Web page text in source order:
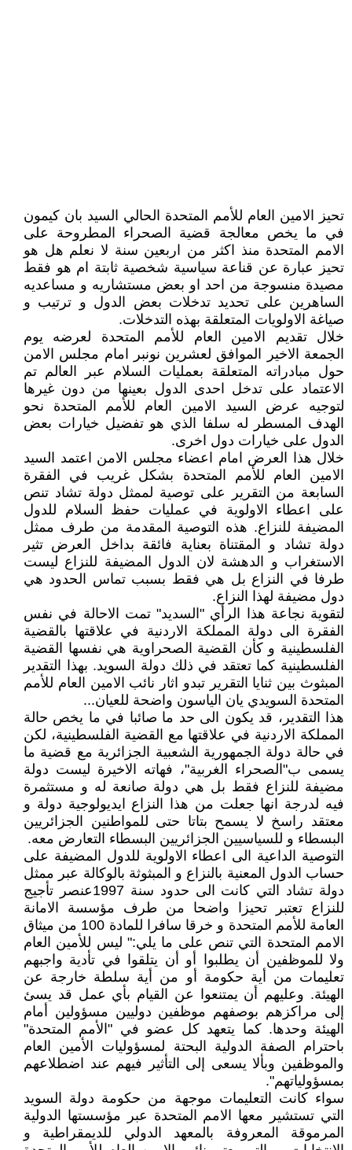
تحيز الامين العام للأمم المتحدة الحالي السيد بان كيمون
في ما يخص معالجة قضية الصحراء المطروحة على
الامم المتحدة منذ اكثر من اربعين سنة لا نعلم هل هو
تحيز عبارة عن قناعة سياسية شخصية ثابتة ام هو فقط
مصيدة منسوجة من احد او بعض مستشاريه و مساعديه
الساهرين على تحديد تدخلات بعض الدول و ترتيب و
صياغة الاولويات المتعلقة بهذه التدخلات.
خلال تقديم الامين العام للأمم المتحدة لعرضه يوم
الجمعة الاخير الموافق لعشرين نونبر امام مجلس الامن
حول مبادراته المتعلقة بعمليات السلام عبر العالم تم
الاعتماد على تدخل احدى الدول بعينها من دون غيرها
لتوجيه عرض السيد الامين العام للأمم المتحدة نحو
الهدف المسطر له سلفا الذي هو تفضيل خيارات بعض
الدول على خيارات دول اخرى.
خلال هذا العرض امام اعضاء مجلس الامن اعتمد السيد
الامين العام للأمم المتحدة بشكل غريب في الفقرة
السابعة من التقرير على توصية لممثل دولة تشاد تنص
على اعطاء الاولوية في عمليات حفظ السلام للدول
المضيفة للنزاع. هذه التوصية المقدمة من طرف ممثل
دولة تشاد و المقتناة بعناية فائقة بداخل العرض تثير
الاستغراب و الدهشة لان الدول المضيفة للنزاع ليست
طرفا في النزاع بل هي فقط بسبب تماس الحدود هي
دول مضيفة لهذا النزاع.
لتقوية نجاعة هذا الرأي "السديد" تمت الاحالة في نفس
الفقرة الى دولة المملكة الاردنية في علاقتها بالقضية
الفلسطينية و كأن القضية الصحراوية هي نفسها القضية
الفلسطينية كما تعتقد في ذلك دولة السويد. بهذا التقدير
المبثوث بين ثنايا التقرير تبدو اثار نائب الامين العام للأمم
المتحدة السويدي يان الياسون واضحة للعيان...
هذا التقدير، قد يكون الى حد ما صائبا في ما يخص حالة
المملكة الاردنية في علاقتها مع القضية الفلسطينية، لكن
في حالة دولة الجمهورية الشعبية الجزائرية مع قضية ما
يسمى ب"الصحراء الغربية"، فهاته الاخيرة ليست دولة
مضيفة للنزاع فقط بل هي دولة صانعة له و مستثمرة
فيه لدرجة انها جعلت من هذا النزاع ايديولوجية دولة و
معتقد راسخ لا يسمح بتاتا حتى للمواطنين الجزائريين
البسطاء و للسياسيين الجزائريين البسطاء التعارض معه.
التوصية الداعية الى اعطاء الاولوية للدول المضيفة على
حساب الدول المعنية بالنزاع و المبثوثة بالوكالة عبر ممثل
دولة تشاد التي كانت الى حدود سنة 1997عنصر تأجيج
للنزاع تعتبر تحيزا واضحا من طرف مؤسسة الامانة
العامة للأمم المتحدة و خرقا سافرا للمادة 100 من ميثاق
الامم المتحدة التي تنص على ما يلي:" ليس للأمين العام
ولا للموظفين أن يطلبوا أو أن يتلقوا في تأدية واجبهم
تعليمات من أية حكومة أو من أية سلطة خارجة عن
الهيئة. وعليهم أن يمتنعوا عن القيام بأي عمل قد يسئ
إلى مراكزهم بوصفهم موظفين دوليين مسؤولين أمام
الهيئة وحدها. كما يتعهد كل عضو في "الأمم المتحدة"
باحترام الصفة الدولية البحتة لمسؤوليات الأمين العام
والموظفين وبألا يسعى إلى التأثير فيهم عند اضطلاعهم
بمسؤولياتهم".
سواء كانت التعليمات موجهة من حكومة دولة السويد
التي تستشير معها الامم المتحدة عبر مؤسستها الدولية
المرموقة المعروفة بالمعهد الدولي للديمقراطية و